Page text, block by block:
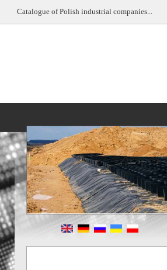
Catalogue of Polish industrial companies...